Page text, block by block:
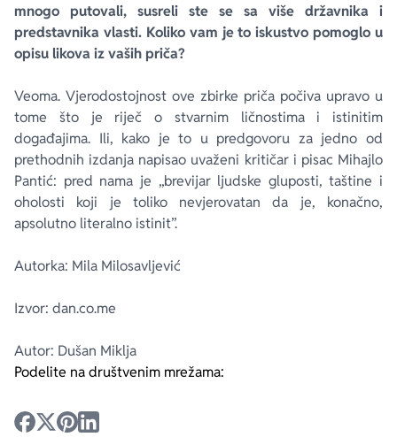
mnogo putovali, susreli ste se sa više državnika i
predstavnika vlasti. Koliko vam je to iskustvo pomoglo u
opisu likova iz vaših priča?
Veoma. Vjerodostojnost ove zbirke priča počiva upravo u
tome što je riječ o stvarnim ličnostima i istinitim
događajima. Ili, kako je to u predgovoru za jedno od
prethodnih izdanja napisao uvaženi kritičar i pisac Mihajlo
Pantić: pred nama je „brevijar ljudske gluposti, taštine i
oholosti koji je toliko nevjerovatan da je, konačno,
apsolutno literalno istinit”.
Autorka: Mila Milosavljević
Izvor: dan.co.me
Autor: Dušan Miklja
Podelite na društvenim mrežama: